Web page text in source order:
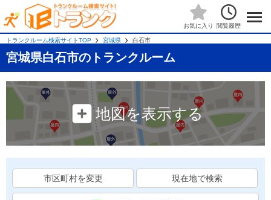
お気に入り 閲覧履歴
トランクルーム検索サイトTOP 宮城県 白石市
宮城県白石市のトランクルーム
地図を表示する
市区町村を変更 現在地で検索